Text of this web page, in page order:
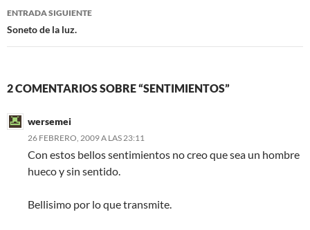
entradas
ENTRADA SIGUIENTE
Soneto de la luz.
2 COMENTARIOS SOBRE “SENTIMIENTOS”
wersemei
26 FEBRERO, 2009 A LAS 23:11
Con estos bellos sentimientos no creo que sea un hombre
hueco y sin sentido.
Bellisimo por lo que transmite.